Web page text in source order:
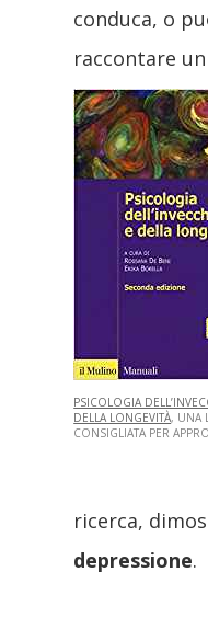
conduca, o
raccontare
PSICOLOGIA
DELLA LONGEVITÀ, UNA
CONSIGLIATA PER
ricerca,
depressione.